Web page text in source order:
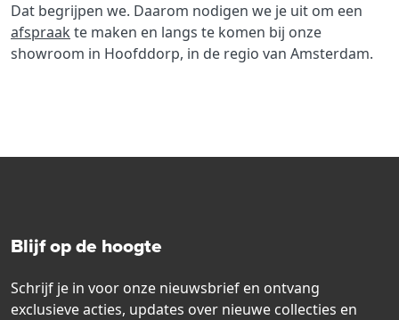
Dat begrijpen we. Daarom nodigen we je uit om een
afspraak te maken en langs te komen bij onze
showroom in Hoofddorp, in de regio van Amsterdam.
Blijf op de hoogte
Schrijf je in voor onze nieuwsbrief en ontvang
exclusieve acties, updates over nieuwe collecties en